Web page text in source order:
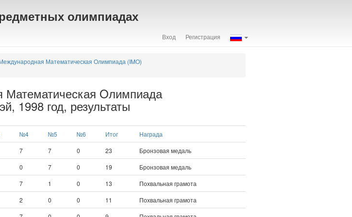
олимпиадах
Вход Регистрация
Математическая Oлимпиада (IMO)
Oлимпиада
1998 год, результаты
№4 №5 №6 Итог
Награда
7 7 0 23
Бронзовая медаль
0 7 0 19
Бронзовая медаль
7 1 0 13
Похвальная грамота
2 0 0 11
Похвальная грамота